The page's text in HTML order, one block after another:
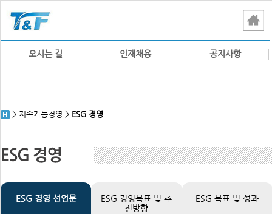
오시는 길 인재채용 공지사항
> 지속가능경영 > ESG 경영
ESG 경영 선언문
ESG 경영목표 및 추
진방향
ESG 목표 및 성과